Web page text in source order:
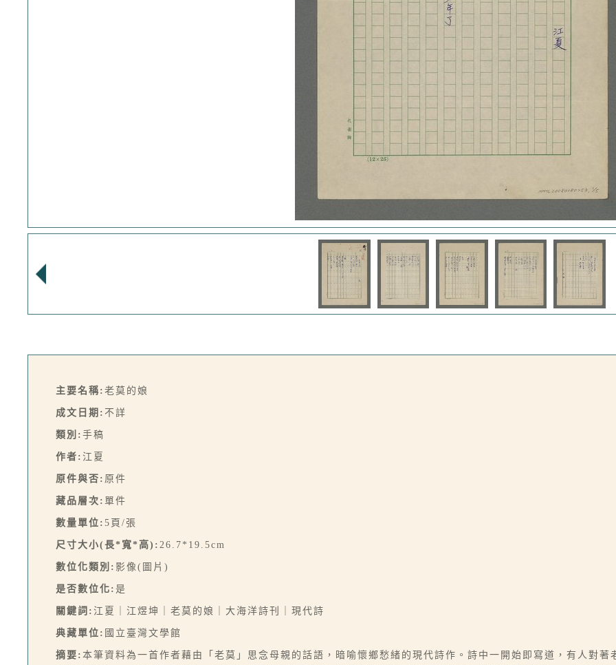
主要名稱: 老莫的娘
成文日期: 不詳
類別: 手稿
作者: 江夏
原件與否: 原件
藏品層次: 單件
數量單位: 5頁/張
尺寸大小(長*寬*高): 26.7*19.5cm
數位化類別: 影像(圖片)
是否數位化: 是
關鍵詞: 江夏｜江煜坤｜老莫的娘｜大海洋詩刊｜現代詩
典藏單位: 國立臺灣文學館
摘要: 本筆資料為一首作者藉由「老莫」思念母親的話語，暗喻懷鄉愁緒的現代詩作。詩中一開始即寫道，有人對